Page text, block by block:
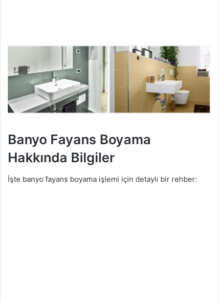
Banyo Fayans Boyama
Hakkında Bilgiler
İşte banyo fayans boyama işlemi için detaylı bir rehber: